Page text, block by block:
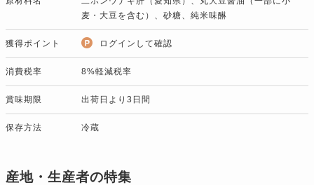
麦・大豆を含む）、砂糖、純米味醂
獲得ポイント ログインして確認
消費税率 8%軽減税率
賞味期限 出荷日より3日間
保存方法 冷蔵
産地・生産者の特集